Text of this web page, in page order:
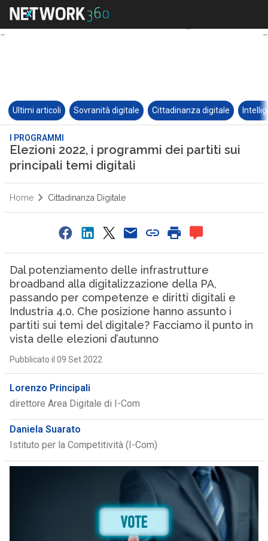
Ultimi articoli Sovranità digitale Cittadinanza digitale
I PROGRAMMI
Elezioni 2022, i programmi dei partiti sui
principali temi digitali
Home Cittadinanza Digitale
Dal potenziamento delle infrastrutture
broadband alla digitalizzazione della PA,
passando per competenze e diritti digitali e
Industria 4.0. Che posizione hanno assunto i
partiti sui temi del digitale? Facciamo il punto in
vista delle elezioni d’autunno
Pubblicato il 09 Set 2022
Lorenzo Principali
direttore Area Digitale di I-Com
Daniela Suarato
Istituto per la Competitività (I-Com)